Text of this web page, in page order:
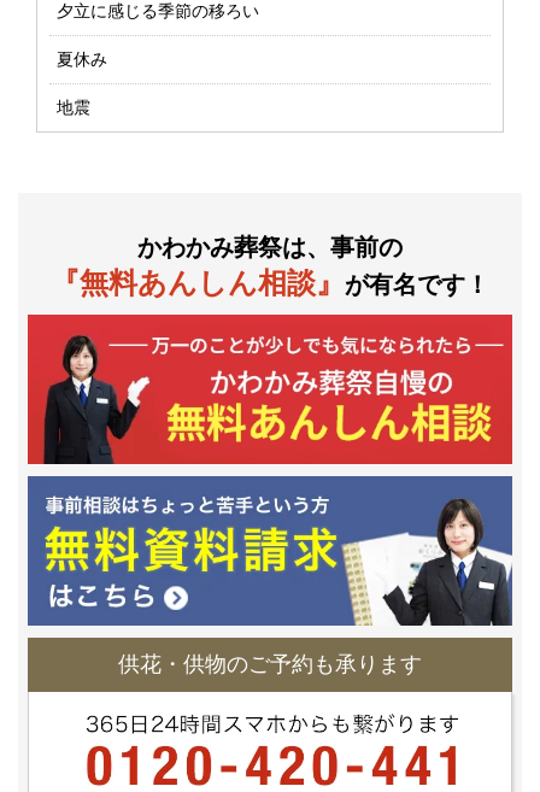
夕立に感じる季節の移ろい
夏休み
地震
かわかみ葬祭は、事前の
『無料あんしん相談』 が有名です！
供花・供物のご予約も承ります